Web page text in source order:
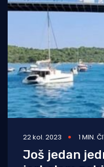
22 kol. 2023 1 MIN.
Još jedan